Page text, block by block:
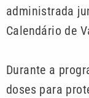
administrada
Calendário de
Durante a
doses para